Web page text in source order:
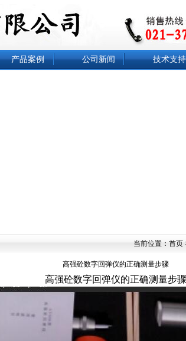
产品案例 公司新闻 技术支持
当前位置： 首页
高强砼数字回弹仪的正确测量步骤
高强砼数字回弹仪的正确测量步骤